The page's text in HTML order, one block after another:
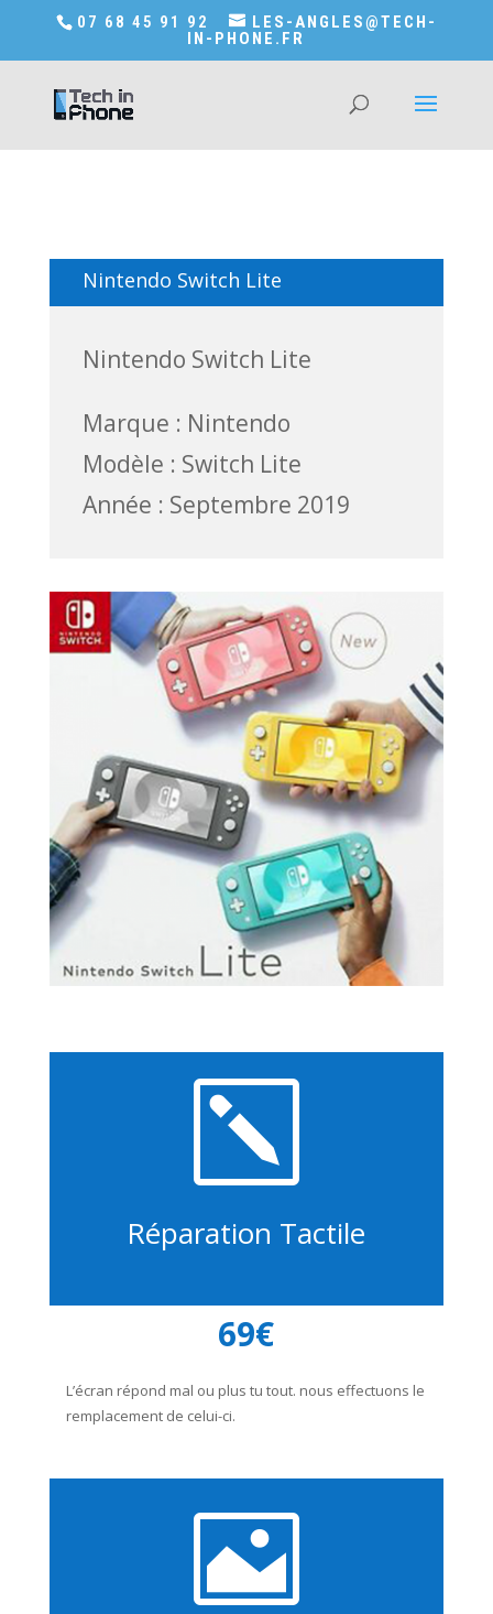
Accédez a Shop-in-tech-in-phone
07 68 45 91 92
LES-ANGLES@TECH-
IN-PHONE.FR
Nintendo Switch Lite
Nintendo Switch Lite
Marque : Nintendo
Modèle : Switch Lite
Année : Septembre 2019
k
Réparation Tactile
69€
L’écran répond mal ou plus tu tout. nous effectuons le
remplacement de celui-ci.
